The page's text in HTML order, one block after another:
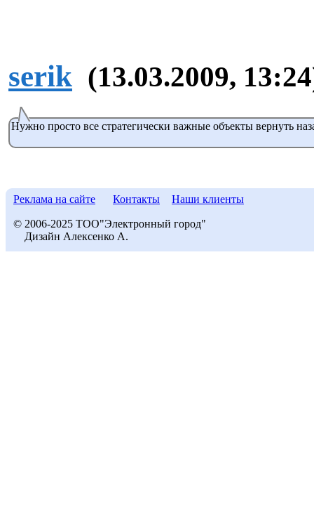
serik (13.03.2009,
Нужно просто все стратегически важные объекты вернуть
Реклама на сайте Контакты Наши клиенты
© 2006-2025 ТОО"Электронный город"
Дизайн Алексенко А.